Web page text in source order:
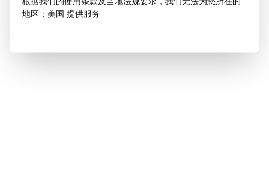
地区：美国 提供服务